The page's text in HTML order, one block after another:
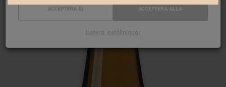
ACCEPTERA EJ ACCEPTERA ALLA
Justera inställningar